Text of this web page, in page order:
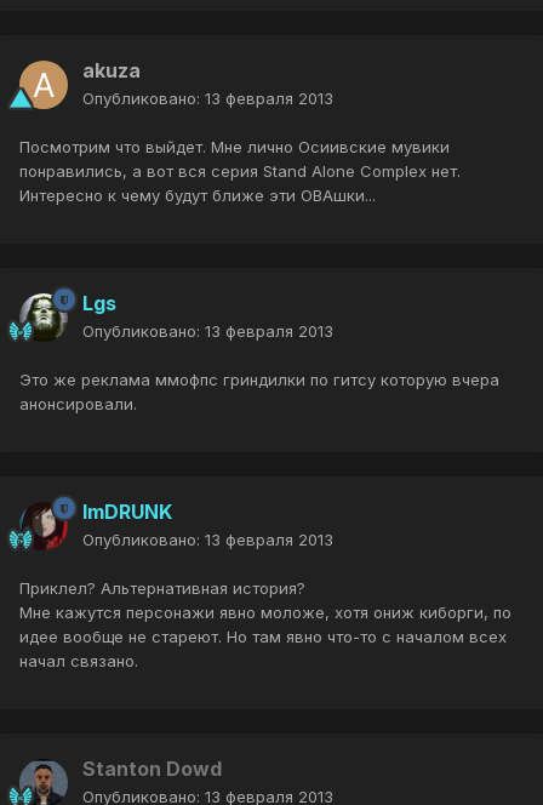
akuza
Опубликовано: 13 февраля 2013
Посмотрим что выйдет. Мне лично Осиивские мувики
понравились, а вот вся серия Stand Alone Complex нет.
Интересно к чему будут ближе эти ОВАшки...
Lgs
Опубликовано: 13 февраля 2013
Это же реклама ммофпс гриндилки по гитсу которую вчера
анонсировали.
ImDRUNK
Опубликовано: 13 февраля 2013
Приклел? Альтернативная история?
Мне кажутся персонажи явно моложе, хотя ониж киборги, по
идее вообще не стареют. Но там явно что-то с началом всех
начал связано.
Stanton Dowd
Опубликовано: 13 февраля 2013